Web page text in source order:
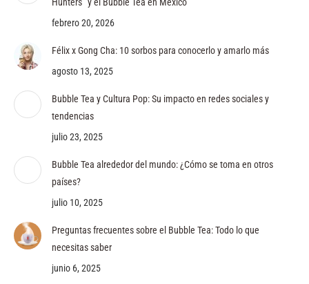
febrero 20, 2026
Félix x Gong Cha: 10 sorbos para conocerlo y amarlo más
agosto 13, 2025
Bubble Tea y Cultura Pop: Su impacto en redes sociales y
tendencias
julio 23, 2025
Bubble Tea alrededor del mundo: ¿Cómo se toma en otros
países?
julio 10, 2025
Preguntas frecuentes sobre el Bubble Tea: Todo lo que
necesitas saber
junio 6, 2025